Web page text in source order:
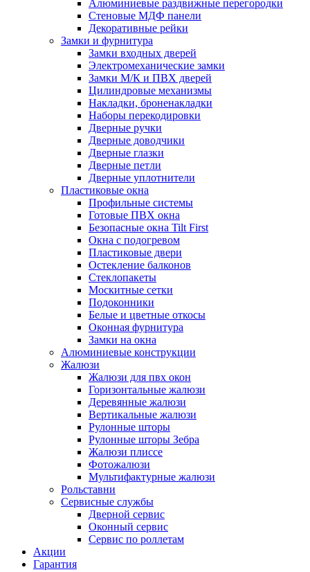
Алюминиевые раздвижные перегородки
Стеновые МДФ панели
Декоративные рейки
Замки и фурнитура
Замки входных дверей
Электромеханические замки
Замки М/К и ПВХ дверей
Цилиндровые механизмы
Накладки, броненакладки
Наборы перекодировки
Дверные ручки
Дверные доводчики
Дверные глазки
Дверные петли
Дверные уплотнители
Пластиковые окна
Профильные системы
Готовые ПВХ окна
Безопасные окна Tilt First
Окна с подогревом
Пластиковые двери
Остекление балконов
Стеклопакеты
Москитные сетки
Подоконники
Белые и цветные откосы
Оконная фурнитура
Замки на окна
Алюминиевые конструкции
Жалюзи
Жалюзи для пвх окон
Горизонтальные жалюзи
Деревянные жалюзи
Вертикальные жалюзи
Рулонные шторы
Рулонные шторы Зебра
Жалюзи плиссе
Фотожалюзи
Мультифактурные жалюзи
Рольставни
Сервисные службы
Дверной сервис
Оконный сервис
Сервис по роллетам
Акции
Гарантия